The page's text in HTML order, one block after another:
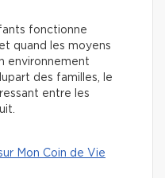
fonctionne
quand les moyens
environnement
des familles, le
entre les
Mon Coin de Vie